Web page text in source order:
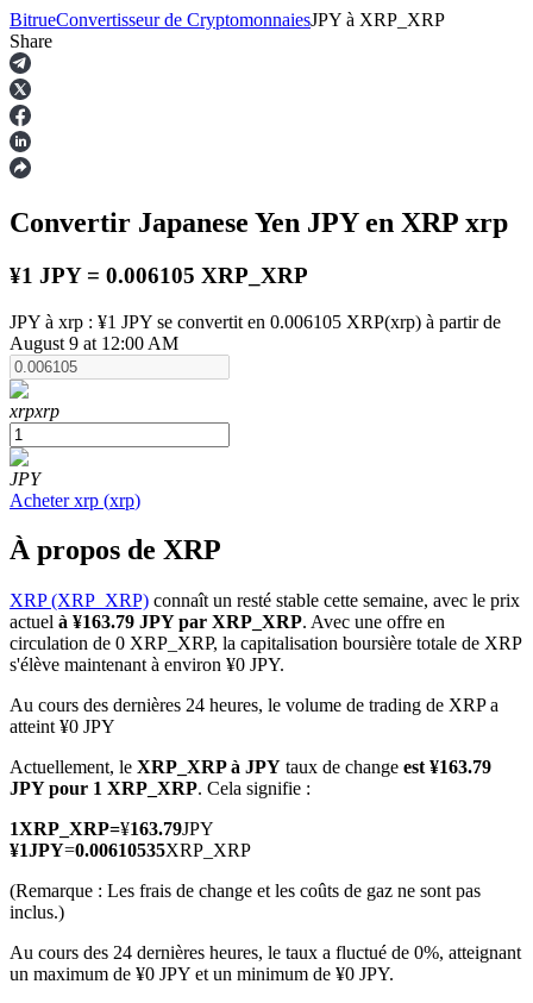
Contrats à terme
Futures USDT
Futures utilisant l'USDT comme garantie
Futures COIN-M
Contrats à terme sur crypto-monnaie
TradFi
Produits dérivés sur actions, forex, métaux précieux et matières
premières
BitrueConvertisseur de CryptomonnaiesJPY à XRP_XRP
Share
Convertir Japanese Yen JPYen XRP xrp
¥1 JPY = 0.006105 XRP_XRP
JPY à xrp : ¥1 JPY se convertit en 0.006105 XRP(xrp) à partir de
August 9 at 12:00 AM
xrpxrp
JPY
Acheter xrp (xrp)
À propos de XRP
XRP (XRP_XRP) connaît un resté stable cette semaine, avec le prix
actuel à ¥163.79 JPY par XRP_XRP. Avec une offre en
circulation de 0 XRP_XRP, la capitalisation boursière totale de XRP
s'élève maintenant à environ ¥0 JPY.
Au cours des dernières 24 heures, le volume de trading de XRP a
atteint ¥0 JPY
Actuellement, le XRP_XRP à JPY taux de change est ¥163.79
JPY pour 1 XRP_XRP. Cela signifie :
1XRP_XRP=¥163.79JPY
¥1JPY=0.00610535XRP_XRP
(Remarque : Les frais de change et les coûts de gaz ne sont pas
inclus.)
Au cours des 24 dernières heures, le taux a fluctué de 0%, atteignant
un maximum de ¥0 JPY et un minimum de ¥0 JPY.